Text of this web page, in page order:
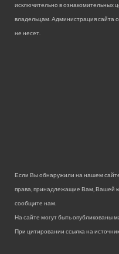
исключительно в ознакомительных
владельцам. Администрация сайта
не несет.
Если Вы обнаружили на нашем
права, принадлежащие Вам, Вашей
сообщите нам.
На сайте могут быть опубликованы
При цитировании ссылка на